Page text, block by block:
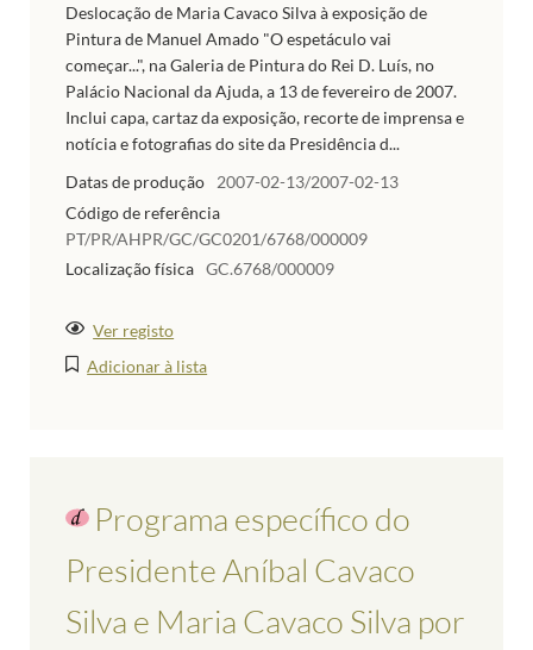
Deslocação de Maria Cavaco Silva à exposição de
Pintura de Manuel Amado "O espetáculo vai
começar...", na Galeria de Pintura do Rei D. Luís, no
Palácio Nacional da Ajuda, a 13 de fevereiro de 2007.
Inclui capa, cartaz da exposição, recorte de imprensa e
notícia e fotografias do site da Presidência d...
Datas de produção
2007-02-13/2007-02-13
Código de referência
PT/PR/AHPR/GC/GC0201/6768/000009
Localização física GC.6768/000009
Ver registo
Adicionar à lista
Programa específico do
Presidente Aníbal Cavaco
Silva e Maria Cavaco Silva por